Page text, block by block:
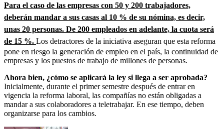
Para el caso de las empresas con 50 y 200 trabajadores,
deberán mandar a sus casas al 10 % de su nómina, es decir,
unas 20 personas. De 200 empleados en adelante, la cuota será
de 15 %. Los detractores de la iniciativa aseguran que esta reforma
pone en riesgo la generación de empleo en el país, la continuidad de
empresas y los puestos de trabajo de millones de personas.
Ahora bien, ¿cómo se aplicará la ley si llega a ser aprobada?
Inicialmente, durante el primer semestre después de entrar en
vigencia la reforma laboral, las compañías no están obligadas a
mandar a sus colaboradores a teletrabajar. En ese tiempo, deben
organizarse para los cambios.